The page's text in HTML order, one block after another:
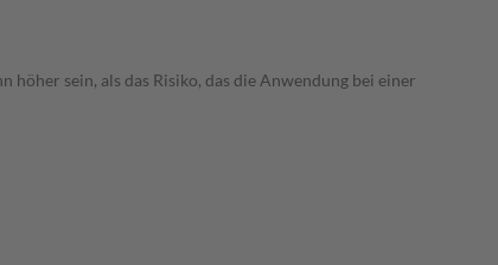
sein, als das Risiko, das die Anwendung bei einer